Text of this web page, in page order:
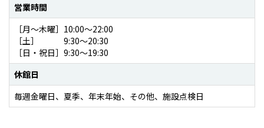
営業時間
［月〜木曜］10:00〜22:00
［土］ 9:30〜20:30
［日・祝日］9:30〜19:30
休館日
毎週金曜日、夏季、年末年始、その他、施設点検日